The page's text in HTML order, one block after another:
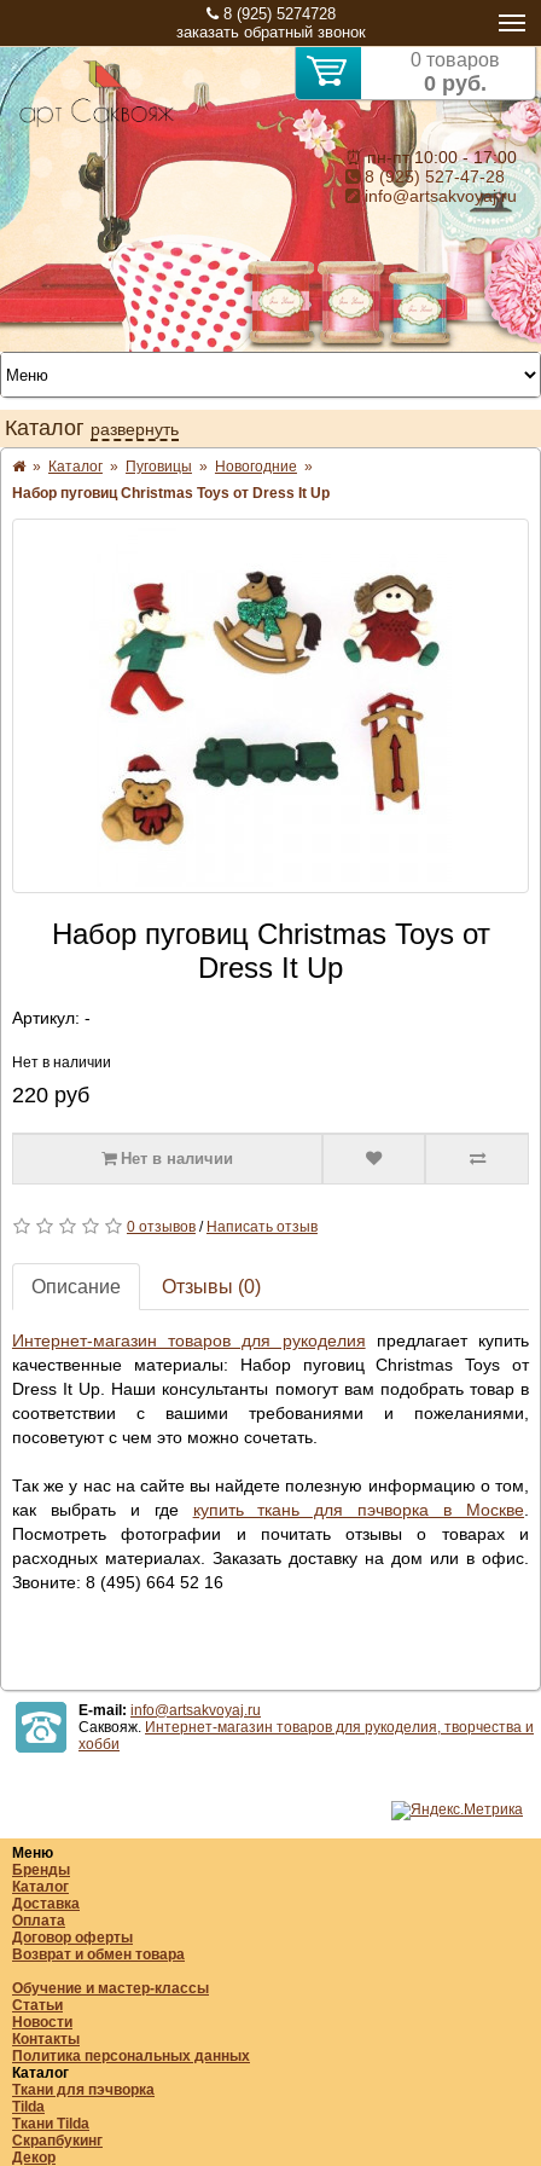
8 (925) 5274728
заказать обратный звонок
0 товаров
0 руб.
⏰ пн-пт 10:00 - 17:00
8 (925) 527-47-28
info@artsakvoyaj.ru
Каталог развернуть
» Каталог » Пуговицы » Новогодние »
Набор пуговиц Christmas Toys от Dress It Up
Набор пуговиц Christmas Toys от
Dress It Up
Артикул: -
Нет в наличии
220руб
Нет в наличии
0 отзывов/ Написать отзыв
Описание Отзывы (0)
Интернет-магазин товаров для рукоделия предлагает купить
качественные материалы: Набор пуговиц Christmas Toys от
Dress It Up. Наши консультанты помогут вам подобрать товар в
соответствии с вашими требованиями и пожеланиями,
посоветуют с чем это можно сочетать.
Так же у нас на сайте вы найдете полезную информацию о том,
как выбрать и где купить ткань для пэчворка в Москве
Посмотреть фотографии и почитать отзывы о товарах и
расходных материалах. Заказать доставку на дом или в офис.
Звоните: 8 (495) 664 52 16
E-mail: info@artsakvoyaj.ru
Саквояж. Интернет-магазин товаров для рукоделия, творчества и
хобби
Меню
Бренды
Каталог
Доставка
Оплата
Договор оферты
Возврат и обмен товара
Обучение и мастер-классы
Статьи
Новости
Контакты
Политика персональных данных
Каталог
Ткани для пэчворка
Tilda
Ткани Tilda
Скрапбукинг
Декор